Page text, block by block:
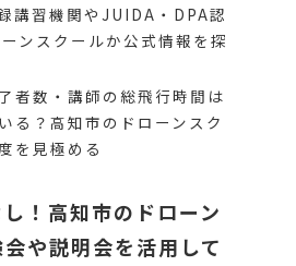
講習機関やJUIDA・DPA認
ンスクールか公式情報を探
者数・講師の総飛行時間は
る？高知市のドローンスク
を見極める
！高知市のドローン
や説明会を活用して